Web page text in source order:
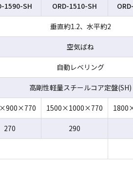
1590-SH ORD-1510-SH
垂直約1.2、水平約2
空気ばね
自動レベリング
高剛性軽量スチールコア定盤(SH)
1500×1000×770
270 290